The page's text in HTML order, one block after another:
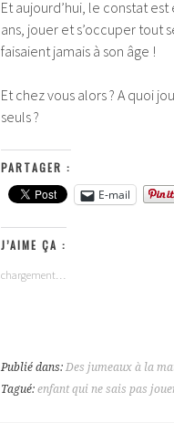
Et aujourd’hui, le constat
ans, jouer et s’occuper tout
faisaient jamais à son âge !
Et chez vous alors ? A quoi
seuls ?
PARTAGER :
E-mail
J’AIME ÇA :
chargement…
Publié dans: Des jumeaux à la
Tagué: enfant qui ne sais pas